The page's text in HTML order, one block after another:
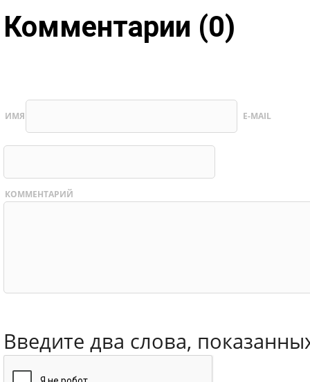
Комментарии (0)
ИМЯ E-MAIL
КОММЕНТАРИЙ
Введите два слова,